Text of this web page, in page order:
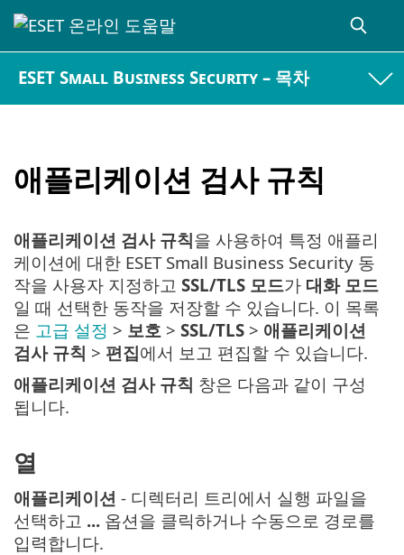
ESET Small Business Security – 목차
애플리케이션 검사 규칙
애플리케이션 검사 규칙을 사용하여 특정 애플리
케이션에 대한 ESET Small Business Security 동
작을 사용자 지정하고 SSL/TLS 모드가 대화 모드
일 때 선택한 동작을 저장할 수 있습니다. 이 목록
은 고급 설정 > 보호 > SSL/TLS > 애플리케이션
검사 규칙 > 편집에서 보고 편집할 수 있습니다.
애플리케이션 검사 규칙 창은 다음과 같이 구성
됩니다.
열
애플리케이션 - 디렉터리 트리에서 실행 파일을
선택하고 ... 옵션을 클릭하거나 수동으로 경로를
입력합니다.